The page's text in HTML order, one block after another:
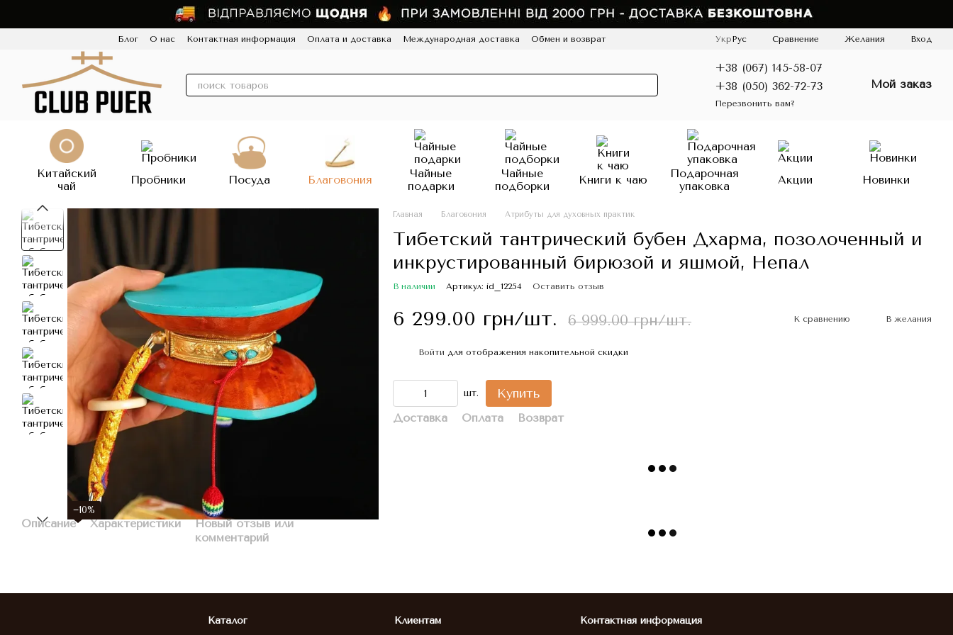
Блог О нас Контактная информация Оплата и доставка Международная доставка
Обмен и возврат
УкрРус Сравнение Желания Вход
+38 (067) 145-58-07
+38 (050) 362-72-73
Перезвонить вам?
Мой заказ
Китайский
чай
Пробники Посуда Благовония
Чайные
подарки
Чайные
подборки
Книги к чаю
Подарочная
упаковка
Акции Новинки
−10%
Описание Характеристики
Новый отзыв или
комментарий
Главная Благовония Атрибуты для духовных практик
Тибетский тантрический бубен Дхарма, позолоченный и
инкрустированный бирюзой и яшмой, Непал
В наличии Артикул: id_12254 Оставить отзыв
6 299.00 грн/шт. 6 999.00 грн/шт. К сравнению В желания
Войти для отображения накопительной скидки
шт. Купить
Доставка Оплата Возврат
Каталог Клиентам Контактная информация